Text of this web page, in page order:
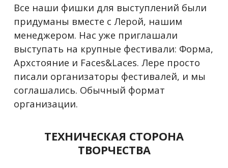
Все наши фишки для выступлений были
придуманы вместе с Лерой, нашим
менеджером. Нас уже приглашали
выступать на крупные фестивали: Форма,
Архстояние и Faces&Laces. Лере просто
писали организаторы фестивалей, и мы
соглашались. Обычный формат
организации.
ТЕХНИЧЕСКАЯ СТОРОНА
ТВОРЧЕСТВА